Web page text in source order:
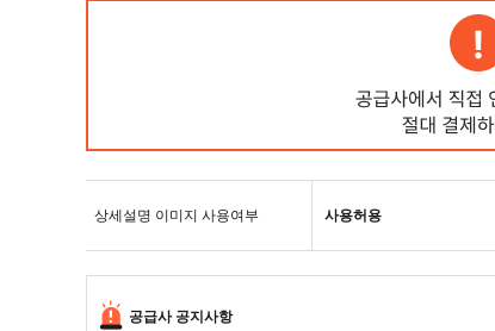
상세설명 이미지 사용여부 사용허용
공급사 공지사항